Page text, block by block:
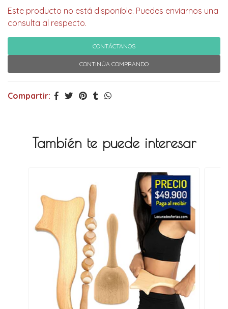
Este producto no está disponible. Puedes enviarnos una
consulta al respecto.
CONTÁCTANOS
CONTINÚA COMPRANDO
Compartir:
También te puede interesar